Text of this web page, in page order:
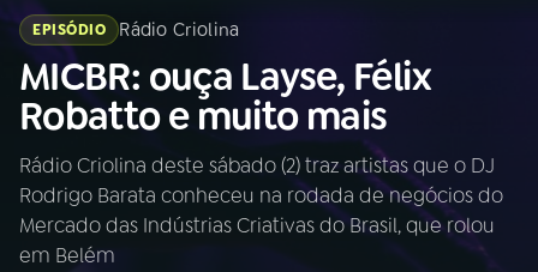
Buscar
na
Rádio
Nacional
Buscar
AO VIVO
EPISÓDIO Rádio Criolina
MICBR: ouça Layse, Félix
Robatto e muito mais
Rádio Criolina deste sábado (2) traz artistas que o DJ
Rodrigo Barata conheceu na rodada de negócios do
Mercado das Indústrias Criativas do Brasil, que rolou
em Belém